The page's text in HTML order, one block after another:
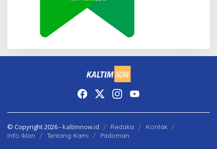
© Copyright 2026 -kaltimnow.id Redaksi
Kontak
Info Iklan
Tentang Kami Padoman